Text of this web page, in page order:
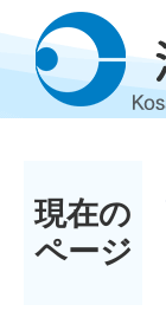
現在の
ページ